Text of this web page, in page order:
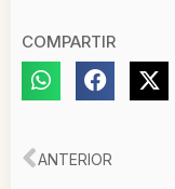
COMPARTIR
Ant
ANTERIOR